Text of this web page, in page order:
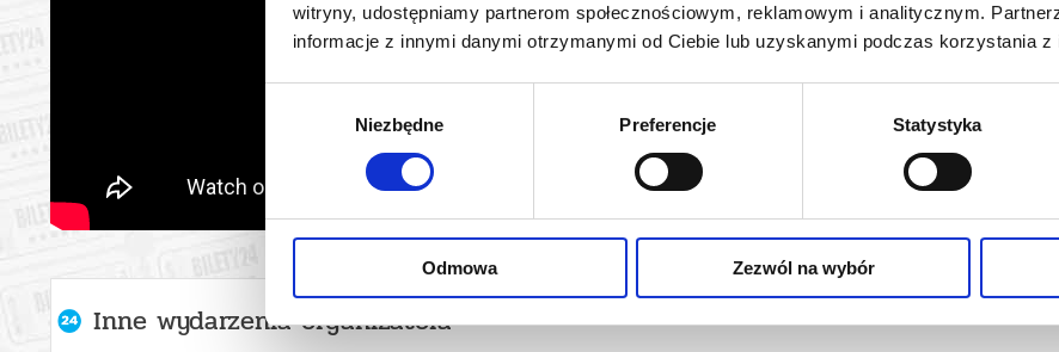
witryny, udostępniamy partnerom społecznościowym, reklamowym i analitycznym.
informacje z innymi danymi otrzymanymi od Ciebie lub uzyskanymi podczas korzystania z
Niezbędne Preferencje Statystyka
Odmowa Zezwól na wybór
Inne wydarzenia organizatora